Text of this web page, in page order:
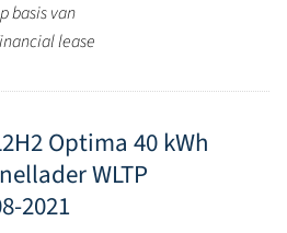
basis van
lease
Optima 40 kWh
WLTP
2021